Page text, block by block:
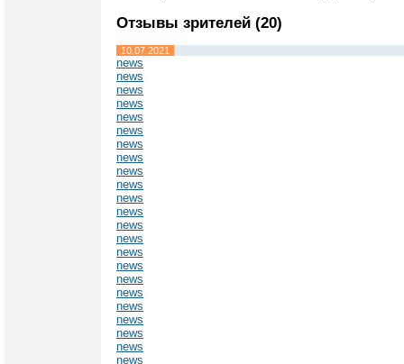
Отзывы зрителей (20)
10.07.2021
news
news
news
news
news
news
news
news
news
news
news
news
news
news
news
news
news
news
news
news
news
news
news